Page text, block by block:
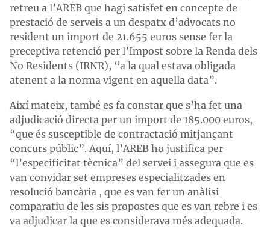
retreu a l’AREB que hagi satisfet en concepte de
prestació de serveis a un despatx d’advocats no
resident un import de 21.655 euros sense fer la
preceptiva retenció per l’Impost sobre la Renda dels
No Residents (IRNR), “a la qual estava obligada
atenent a la norma vigent en aquella data”.
Així mateix, també es fa constar que s’ha fet una
adjudicació directa per un import de 185.000 euros,
“que és susceptible de contractació mitjançant
concurs públic”. Aquí, l’AREB ho justifica per
“l’especificitat tècnica” del servei i assegura que es
van convidar set empreses especialitzades en
resolució bancària , que es van fer un anàlisi
comparatiu de les sis propostes que es van rebre i es
va adjudicar la que es considerava més adequada.